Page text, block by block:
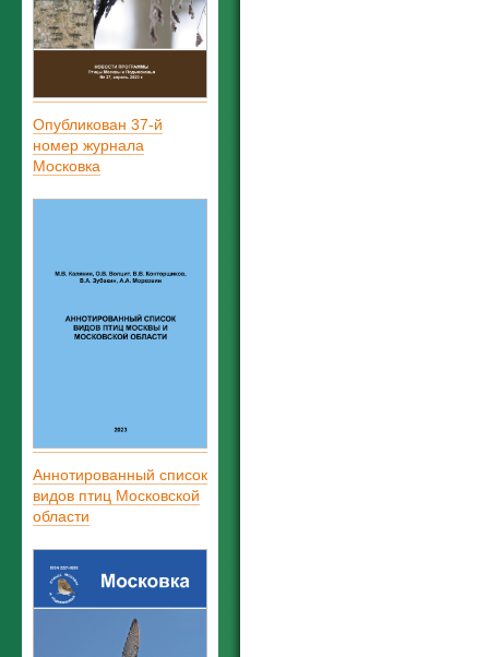
Опубликован 37-й
номер журнала
Московка
Аннотированный список
видов птиц Московской
области